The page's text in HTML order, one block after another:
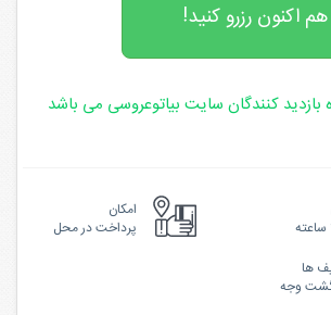
هم اکنون رزرو کنید!
کنندگان سایت بیاتوعروسی می باشد
امکان
پرداخت در محل
ها
وجه